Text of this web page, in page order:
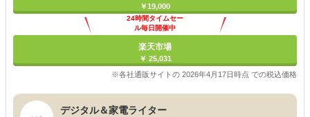
￥19,000
24時間タイムセー
ル毎日開催中
楽天市場
￥ 25,031
※各社通販サイトの 2026年4月17日時点 での税込価格
デジタル＆家電ライター